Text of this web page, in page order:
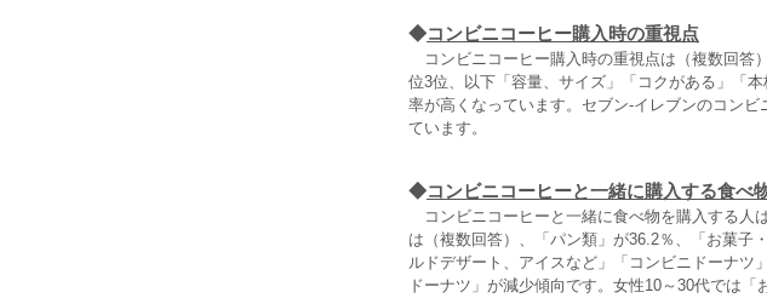
◆コンビニコーヒー購入時の重視点
コンビニコーヒー購入時の重視点は（複数回答
位3位、以下「容量、サイズ」「コクがある」「
率が高くなっています。セブン-イレブンのコン
ています。
◆コンビニコーヒーと一緒に購入する食べ
コンビニコーヒーと一緒に食べ物を購入する人
は（複数回答）、「パン類」が36.2％、「お菓子
ルドデザート、アイスなど」「コンビニドーナツ
ドーナツ」が減少傾向です。女性10～30代では